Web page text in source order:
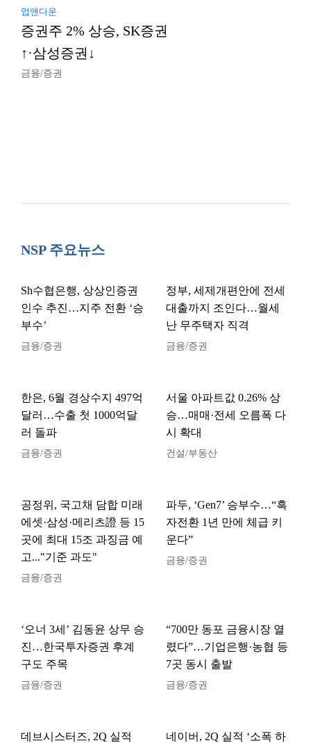
업앤다운
증권주 2% 상승, SK증권
↑·삼성증권↓
금융/증권
NSP 주요뉴스
Sh수협은행, 상상인증권
인수 추진…지주 전환 ‘승
부수’
금융/증권
정부, 세제개편안에 전세
대출까지 조인다…월세
난 무주택자 직격
금융/증권
한은, 6월 경상수지 497억
달러…수출 첫 1000억달
러 돌파
금융/증권
서울 아파트값 0.26% 상
승…매매·전세 오름폭 다
시 확대
건설/부동산
공정위, 국고채 담합 미래
에셋·삼성·메리츠證 등 15
곳에 최대 15조 과징금 예
고..."기준 과도"
금융/증권
파두, ‘Gen7’ 승부수…“흑
자전환 1년 만에 체급 키
운다”
금융/증권
‘오너 3세’ 김동윤 상무 승
진…한국투자증권 후계
구도 주목
금융/증권
“700만 동포 금융시장 열
렸다”…기업은행·농협 등
7곳 동시 출발
금융/증권
데브시스터즈, 2Q 실적
네이버, 2Q 실적 ‘소폭 하